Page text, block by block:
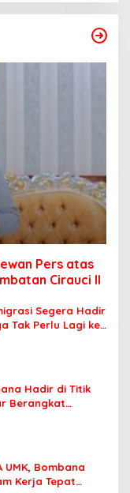
Pers atas
Cirauci II
Segera Hadir
Tak Perlu Lagi ke
Hadir di Titik
Berangkat
UMK, Bombana
Kerja Tepat